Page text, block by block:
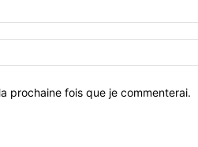
prochaine fois que je commenterai.